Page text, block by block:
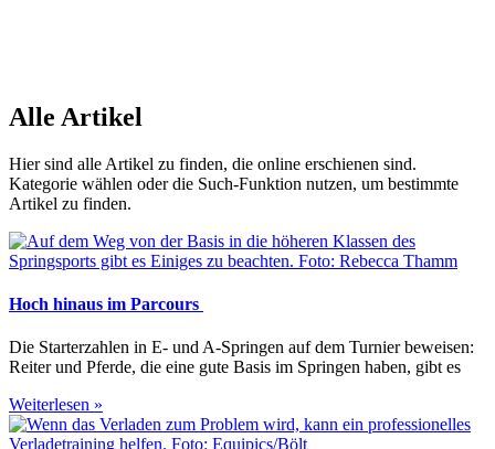
Alle Artikel
Hier sind alle Artikel zu finden, die online erschienen sind.
Kategorie wählen oder die Such-Funktion nutzen, um bestimmte
Artikel zu finden.
Hoch hinaus im Parcours
Die Starterzahlen in E- und A-Springen auf dem Turnier beweisen:
Reiter und Pferde, die eine gute Basis im Springen haben, gibt es
Weiterlesen »